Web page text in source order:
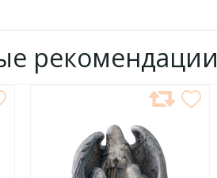
рекомендации
ИЗБРАННОЕ